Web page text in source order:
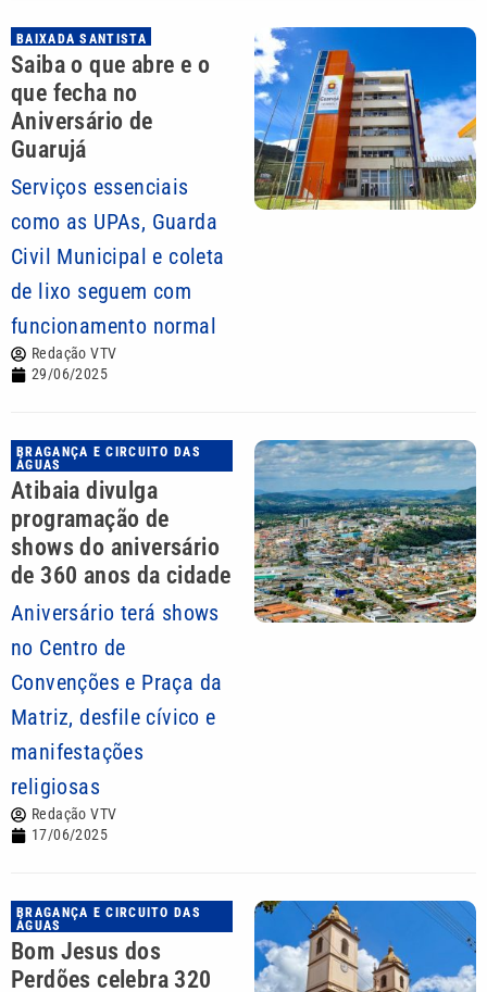
BAIXADA SANTISTA
Saiba o que abre e o
que fecha no
Aniversário de
Guarujá
Serviços essenciais
como as UPAs, Guarda
Civil Municipal e coleta
de lixo seguem com
funcionamento normal
Redação VTV
29/06/2025
BRAGANÇA E CIRCUITO DAS
ÁGUAS
Atibaia divulga
programação de
shows do aniversário
de 360 anos da cidade
Aniversário terá shows
no Centro de
Convenções e Praça da
Matriz, desfile cívico e
manifestações
religiosas
Redação VTV
17/06/2025
BRAGANÇA E CIRCUITO DAS
ÁGUAS
Bom Jesus dos
Perdões celebra 320